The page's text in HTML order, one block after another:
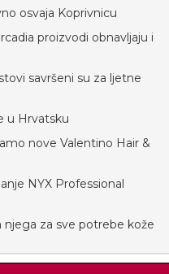
osvaja Koprivnicu
proizvodi obnavljaju i
savršeni su za ljetne
u Hrvatsku
nove Valentino Hair &
NYX Professional
njega za sve potrebe kože